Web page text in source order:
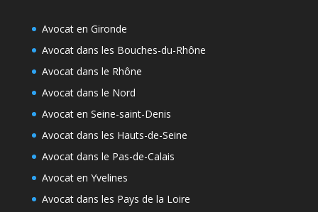
Avocat en Gironde
Avocat dans les Bouches-du-Rhône
Avocat dans le Rhône
Avocat dans le Nord
Avocat en Seine-saint-Denis
Avocat dans les Hauts-de-Seine
Avocat dans le Pas-de-Calais
Avocat en Yvelines
Avocat dans les Pays de la Loire